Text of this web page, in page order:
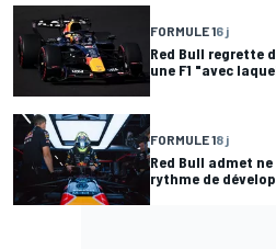
FORMULE 16 j
Red Bull regrette
une F1 "avec
FORMULE 18 j
Red Bull admet
rythme de